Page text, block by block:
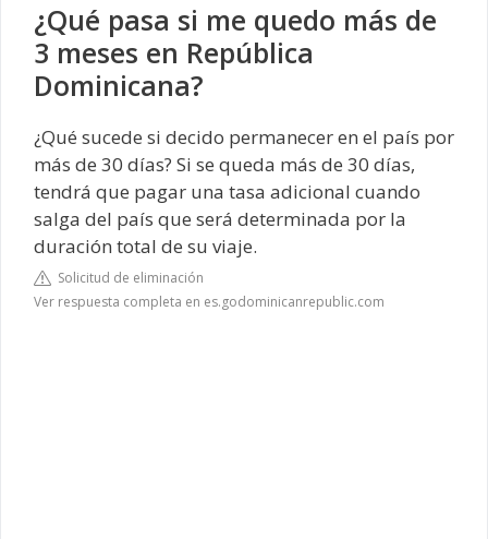
¿Qué pasa si me quedo más de
3 meses en República
Dominicana?
¿Qué sucede si decido permanecer en el país por
más de 30 días? Si se queda más de 30 días,
tendrá que pagar una tasa adicional cuando
salga del país que será determinada por la
duración total de su viaje.
Solicitud de eliminación
Ver respuesta completa en es.godominicanrepublic.com